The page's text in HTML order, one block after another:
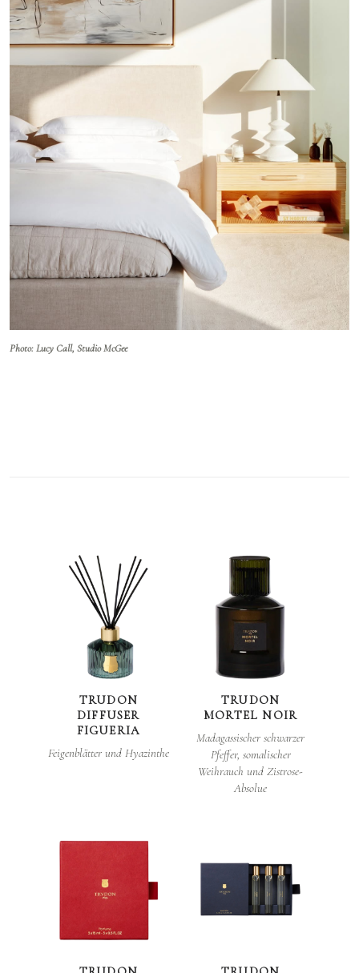
Photo: Lucy Call, Studio McGee
TRUDON
DIFFUSER
FIGUERIA
Feigenblätter und Hyazinthe
TRUDON
MORTEL NOIR
Madagassischer schwarzer
Pfeffer, somalischer
Weihrauch und Zistrose-
Absolue